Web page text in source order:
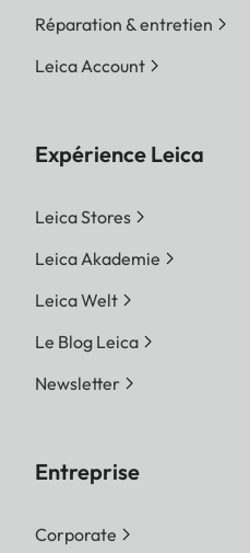
Réparation & entretien
Leica Account
Expérience Leica
Leica Stores
Leica Akademie
Leica Welt
Le Blog Leica
Newsletter
Entreprise
Corporate